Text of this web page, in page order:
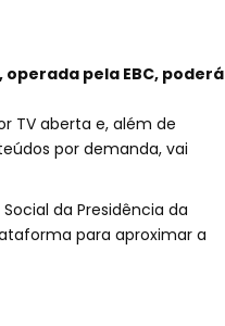
pela EBC, poderá
TV aberta e, além de
por demanda, vai
da Presidência da
para aproximar a